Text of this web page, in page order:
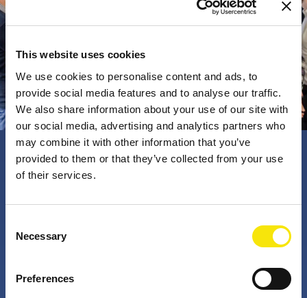
This website uses cookies
We use cookies to personalise content and ads, to
provide social media features and to analyse our traffic.
We also share information about your use of our site with
our social media, advertising and analytics partners who
may combine it with other information that you’ve
provided to them or that they’ve collected from your use
of their services.
Selection
Necessary
Preferences
PNO Innovation
impatto concreto. Insieme a te, i nostri professionisti
che fanno gli innovatori: cercano costantemente
soluzioni migliori per risolvere i problemi. Il mondo di